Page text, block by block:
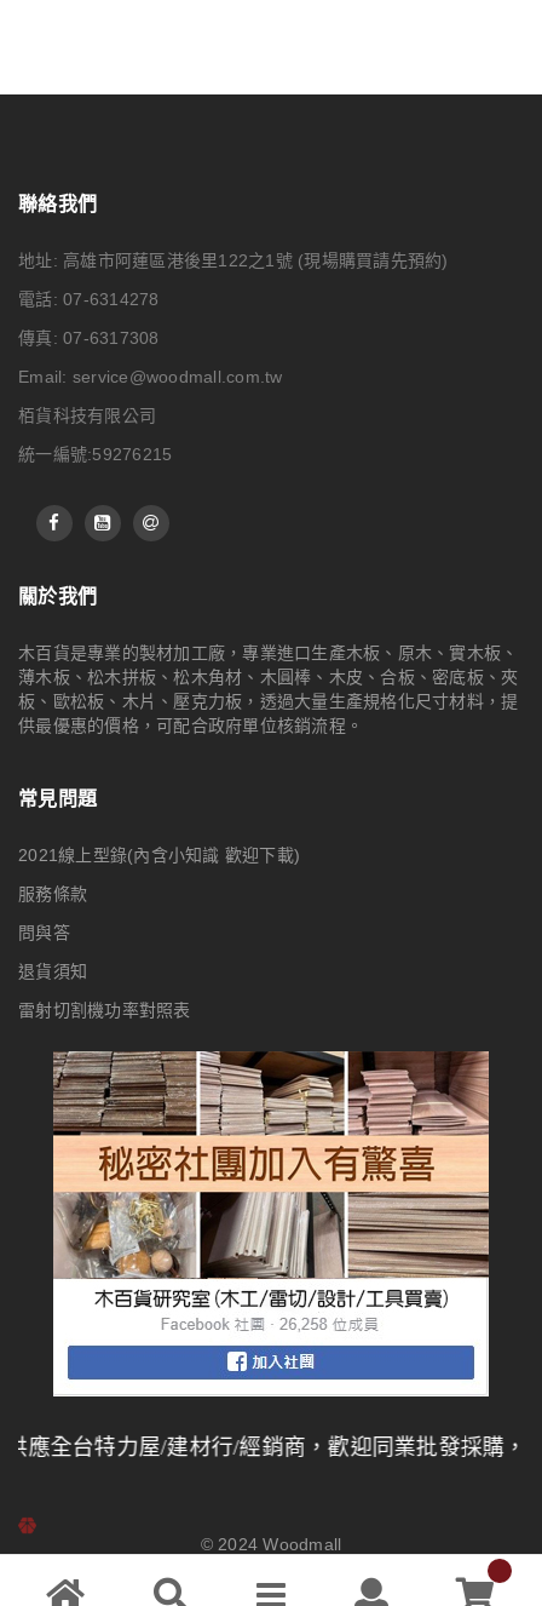
聯絡我們
地址: 高雄市阿蓮區港後里122之1號 (現場購買請先預約)
電話: 07-6314278
傳真: 07-6317308
Email: service@woodmall.com.tw
栢貨科技有限公司
統一編號:59276215
關於我們
木百貨是專業的製材加工廠，專業進口生產木板、原木、實木板、
薄木板、松木拼板、松木角材、木圓棒、木皮、合板、密底板、夾
板、歐松板、木片、壓克力板，透過大量生產規格化尺寸材料，提
供最優惠的價格，可配合政府單位核銷流程。
常見問題
2021線上型錄(內含小知識 歡迎下載)
服務條款
問與答
退貨須知
雷射切割機功率對照表
台特力屋/建材行/經銷商，歡迎同業批發採購，量大
© 2024Woodmall